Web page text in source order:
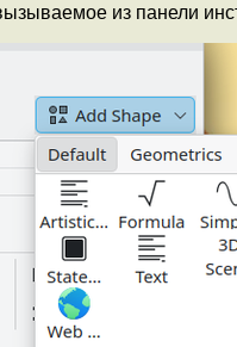
из панели